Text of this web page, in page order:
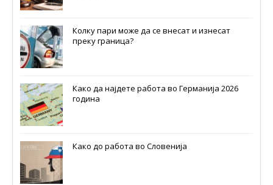
Колку пари може да се внесат и изнесат
преку граница?
Како да најдете работа во Германија 2026
година
Како до работа во Словенија